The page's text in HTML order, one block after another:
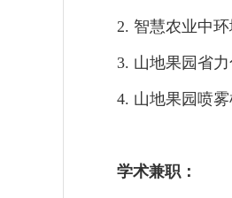
2. 智慧农业中
3. 山地果园省
4. 山地果园喷雾
学术兼职：